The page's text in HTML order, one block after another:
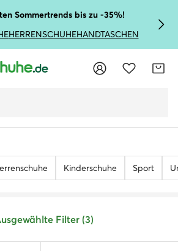
Sommertrends bis zu -35%!
HERRENSCHUHEHANDTASCHEN
Kinderschuhe Sport
Filter (3)